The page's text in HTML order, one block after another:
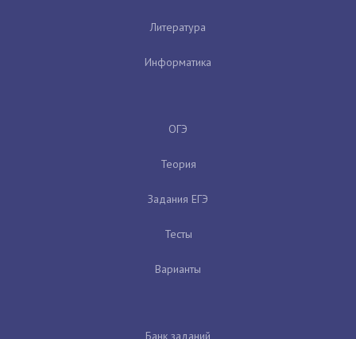
Литература
Информатика
ОГЭ
Теория
Задания ЕГЭ
Тесты
Варианты
Банк заданий